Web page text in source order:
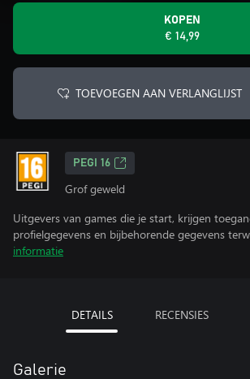
KOPEN
€ 14,99
TOEVOEGEN AAN VERLANGLIJST
PEGI 16
Grof geweld
Uitgevers van games die je start, krijgen
profielgegevens en bijbehorende gegevens
informatie
DETAILS RECENSIES
Galerie